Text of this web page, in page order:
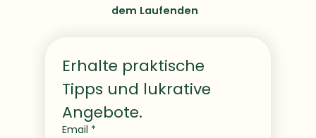
dem Laufenden
Erhalte praktische
Tipps und lukrative
Email *